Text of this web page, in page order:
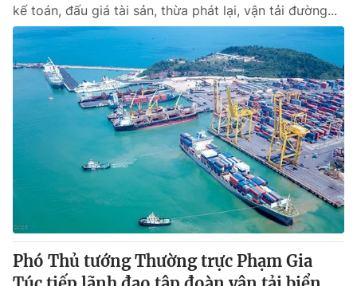
Email:toasoan@vtv.vn
Liên hệ quảng cáo:024-7300.7108
® Cấm sao chép dưới mọi hình thức nếu không có sự chấp
thuận bằng văn bản. Ghi rõ nguồn VTV.vn khi phát hành lại
kế toán, đấu giá tài sản, thừa phát lại, vận tải đường...
Phó Thủ tướng Thường trực Phạm Gia